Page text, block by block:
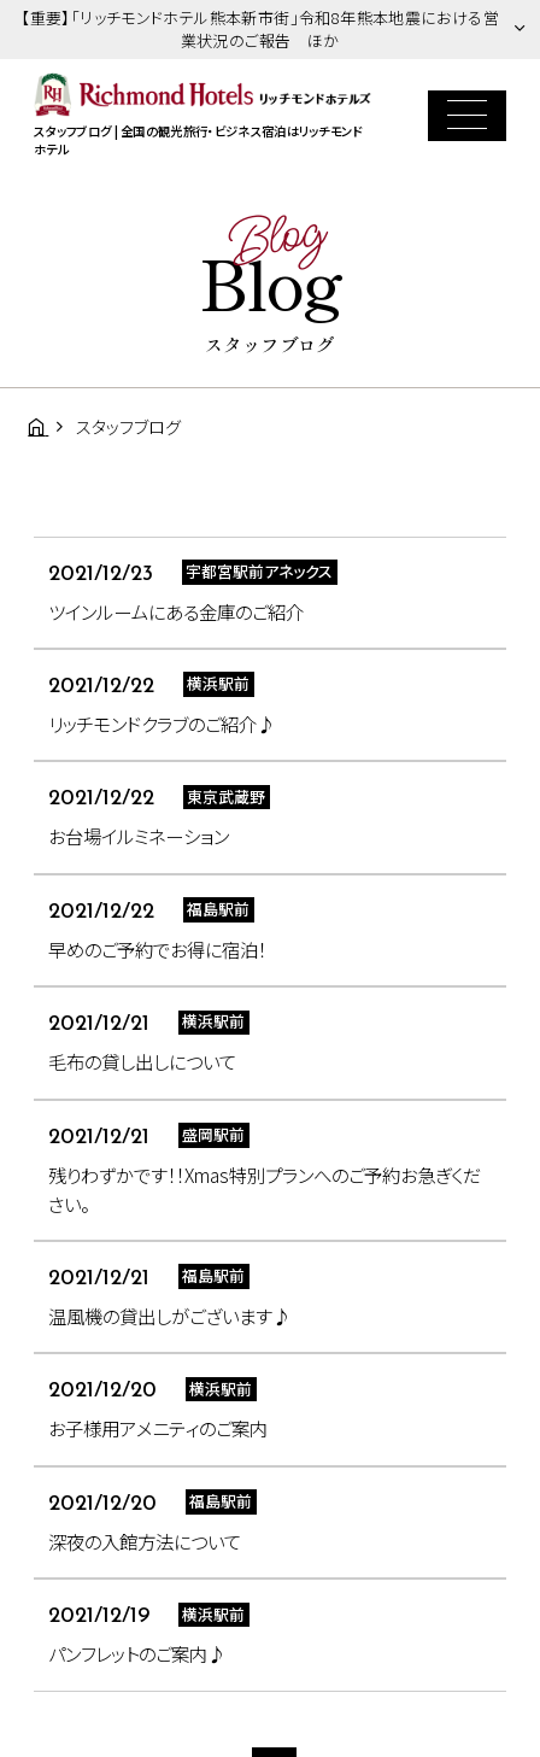
【重要】「リッチモンドホテル熊本新市街」令和8年熊本地震における営
業状況のご報告 ほか
スタッフブログ | 全国の観光旅行・ビジネス宿泊はリッチモンド
ホテル
Blog
Blog
スタッフブログ
スタッフブログ
2021/12/23 宇都宮駅前アネックス
ツインルームにある金庫のご紹介
2021/12/22 横浜駅前
リッチモンドクラブのご紹介♪
2021/12/22 東京武蔵野
お台場イルミネーション
2021/12/22 福島駅前
早めのご予約でお得に宿泊！
2021/12/21 横浜駅前
毛布の貸し出しについて
2021/12/21 盛岡駅前
残りわずかです！！Xmas特別プランへのご予約お急ぎくだ
さい。
2021/12/21 福島駅前
温風機の貸出しがございます♪
2021/12/20 横浜駅前
お子様用アメニティのご案内
2021/12/20 福島駅前
深夜の入館方法について
2021/12/19 横浜駅前
パンフレットのご案内♪